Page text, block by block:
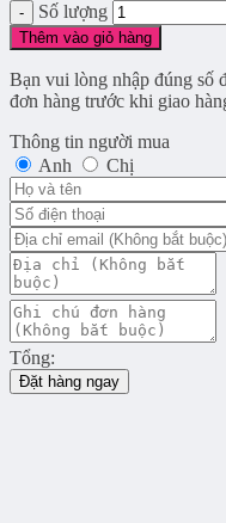
Số lượng
Thêm vào giỏ hàng
Bạn vui lòng nhập đúng số
đơn hàng trước khi giao
Thông tin người mua
Anh
Chị
Tổng:
Đặt hàng ngay